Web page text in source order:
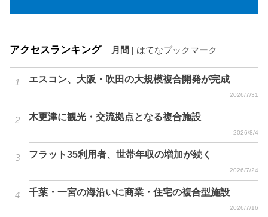
アクセスランキング 月間 はてなブックマーク
エスコン、大阪・吹田の大規模複合開発が完成
2026/7/31
木更津に観光・交流拠点となる複合施設
2026/8/4
フラット35利用者、世帯年収の増加が続く
2026/7/24
千葉・一宮の海沿いに商業・住宅の複合型施設
2026/7/16